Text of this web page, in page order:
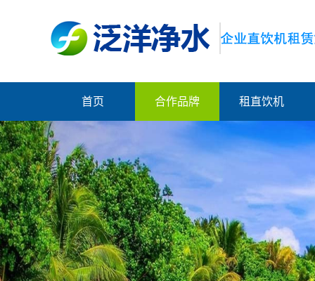
首页 合作品牌 租直饮机